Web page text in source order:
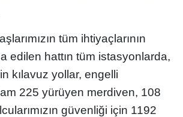
tüm ihtiyaçlarının
edilen hattın tüm istasyonlarda,
kılavuz yollar, engelli
225 yürüyen merdiven, 108
güvenliği için 1192